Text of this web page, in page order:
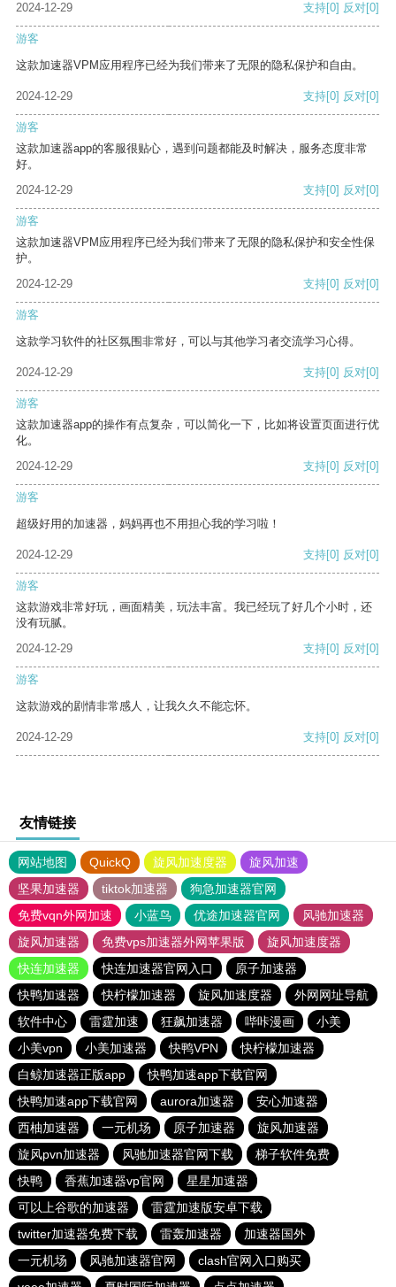
2024-12-29
支持[0] 反对[0]
游客
这款加速器VPM应用程序已经为我们带来了无限的隐私保护和自由。
2024-12-29 支持[0] 反对[0]
游客
这款加速器app的客服很贴心，遇到问题都能及时解决，服务态度非常
好。
2024-12-29
支持[0] 反对[0]
游客
这款加速器VPM应用程序已经为我们带来了无限的隐私保护和安全性保
护。
2024-12-29
支持[0] 反对[0]
游客
这款学习软件的社区氛围非常好，可以与其他学习者交流学习心得。
2024-12-29 支持[0] 反对[0]
游客
这款加速器app的操作有点复杂，可以简化一下，比如将设置页面进行优
化。
2024-12-29
支持[0] 反对[0]
游客
超级好用的加速器，妈妈再也不用担心我的学习啦！
2024-12-29 支持[0] 反对[0]
游客
这款游戏非常好玩，画面精美，玩法丰富。我已经玩了好几个小时，还
没有玩腻。
2024-12-29
支持[0] 反对[0]
游客
这款游戏的剧情非常感人，让我久久不能忘怀。
2024-12-29 支持[0] 反对[0]
友情链接
网站地图 QuickQ 旋风加速度器
旋风加速
坚果加速器
tiktok加速器
狗急加速器官网
免费vqn外网加速
小蓝鸟 优途加速器官网
风驰加速器
旋风加速器
免费vps加速器外网苹果版
旋风加速度器
快连加速器
快连加速器官网入口
原子加速器
快鸭加速器
快柠檬加速器 旋风加速度器
外网网址导航
软件中心
雷霆加速 狂飙加速器 哔咔漫画
小美
小美vpn
小美加速器 快鸭VPN
快柠檬加速器
白鲸加速器正版app
快鸭加速app下载官网
快鸭加速app下载官网
aurora加速器
安心加速器
西柚加速器
一元机场 原子加速器
旋风加速器
旋风pvn加速器
风驰加速器官网下载
梯子软件免费
快鸭
香蕉加速器vp官网
星星加速器
可以上谷歌的加速器
雷霆加速版安卓下载
twitter加速器免费下载
雷轰加速器
加速器国外
一元机场
风驰加速器官网
clash官网入口购买